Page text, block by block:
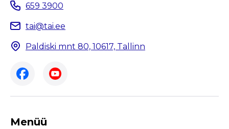
659 3900
tai@tai.ee
Paldiski mnt 80, 10617, Tallinn
Menüü